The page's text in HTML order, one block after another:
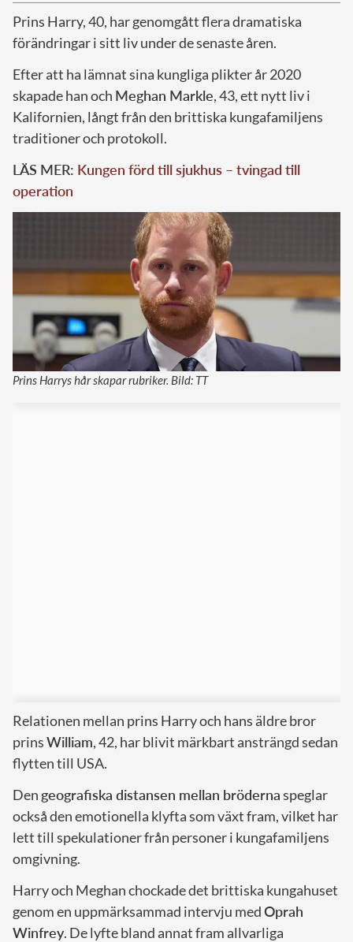
Prins Harry, 40, har genomgått flera dramatiska
förändringar i sitt liv under de senaste åren.
Efter att ha lämnat sina kungliga plikter år 2020
skapade han och Meghan Markle, 43, ett nytt liv i
Kalifornien, långt från den brittiska kungafamiljens
traditioner och protokoll.
LÄS MER: Kungen förd till sjukhus – tvingad till
operation
Prins Harrys hår skapar rubriker. Bild: TT
Relationen mellan prins Harry och hans äldre bror
prinsWilliam, 42, har blivit märkbart ansträngd sedan
flytten till USA.
Den geografiska distansen mellan brödernaspeglar
också den emotionella klyfta som växt fram, vilket har
lett till spekulationer från personer i kungafamiljens
omgivning.
Harry och Meghan chockade det brittiska kungahuset
genom en uppmärksammad intervju medOprah
Winfrey. De lyfte bland annat fram allvarliga